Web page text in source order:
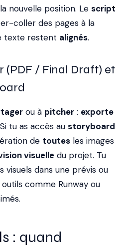
nouvelle position. Le script
coller des pages à la
texte restent alignés.
(PDF / Final Draft) et
ou à pitcher : exporte
tu as accès au storyboard
de toutes les images
visuelle du projet. Tu
visuels dans une prévis ou
comme Runway ou
: quand